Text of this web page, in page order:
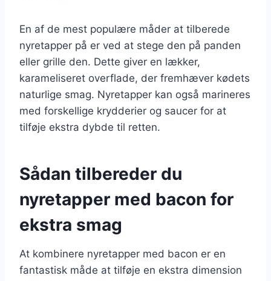
En af de mest populære måder at tilberede
nyretapper på er ved at stege den på panden
eller grille den. Dette giver en lækker,
karameliseret overflade, der fremhæver kødets
naturlige smag. Nyretapper kan også marineres
med forskellige krydderier og saucer for at
tilføje ekstra dybde til retten.
Sådan tilbereder du
nyretapper med bacon for
ekstra smag
At kombinere nyretapper med bacon er en
fantastisk måde at tilføje en ekstra dimension